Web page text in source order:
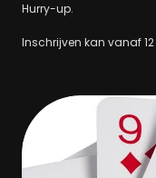
Hurry-up.
Inschrijven kan vanaf